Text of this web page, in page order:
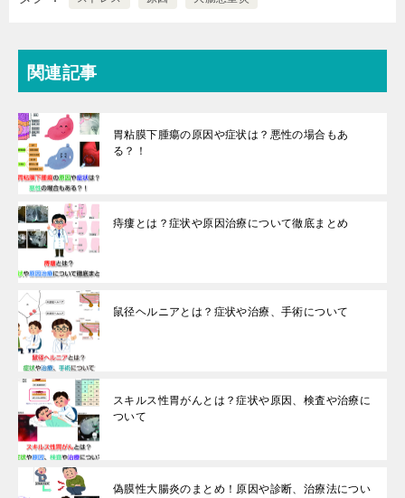
関連記事
胃粘膜下腫瘍の原因や症状は？悪性の場合もあ
る？！
痔瘻とは？症状や原因治療について徹底まとめ
鼠径ヘルニアとは？症状や治療、手術について
スキルス性胃がんとは？症状や原因、検査や治療に
ついて
偽膜性大腸炎のまとめ！原因や診断、治療法につい